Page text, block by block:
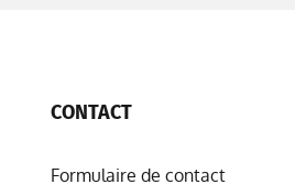
CONTACT
Formulaire de contact